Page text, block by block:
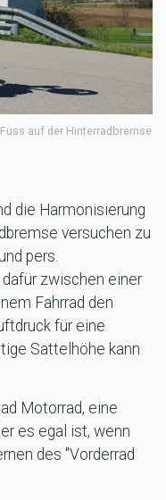
auf der Hinterradbremse
die Harmonisierung
versuchen zu
pers.
zwischen einer
Fahrrad den
für eine
Sattelhöhe kann
Motorrad, eine
es egal ist, wenn
des "Vorderrad